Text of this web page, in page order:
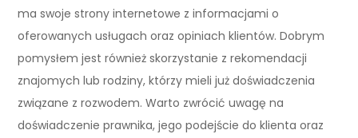
ma swoje strony internetowe z informacjami o
oferowanych usługach oraz opiniach klientów. Dobrym
pomysłem jest również skorzystanie z rekomendacji
znajomych lub rodziny, którzy mieli już doświadczenia
związane z rozwodem. Warto zwrócić uwagę na
doświadczenie prawnika, jego podejście do klienta oraz